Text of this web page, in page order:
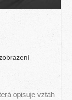
opisuje vztah